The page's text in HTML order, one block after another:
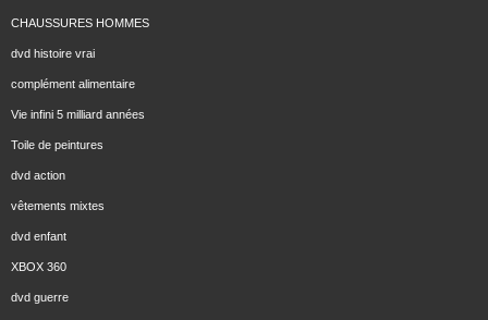
CHAUSSURES HOMMES
dvd histoire vrai
complément alimentaire
Vie infini 5 milliard années
Toile de peintures
dvd action
vêtements mixtes
dvd enfant
XBOX 360
dvd guerre